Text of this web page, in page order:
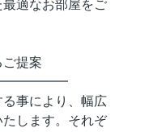
適なお部屋をご
提案
事により、幅広
します。それぞ